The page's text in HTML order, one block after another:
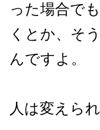
った場合で
くとか、そ
んですよ。
人は変えら